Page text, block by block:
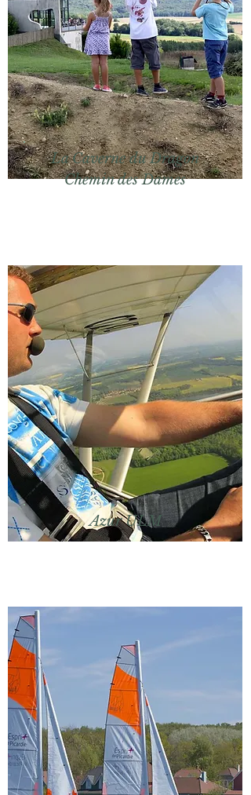
La Caverne du Dragon
Chemin des Dames
Azur ULM